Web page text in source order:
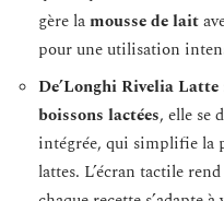
gère lamousse de lait
pour une utilisation
De’Longhi Rivelia Latte
boissons lactées, elle se
intégrée, qui simplifie la
lattes. L’écran tactile